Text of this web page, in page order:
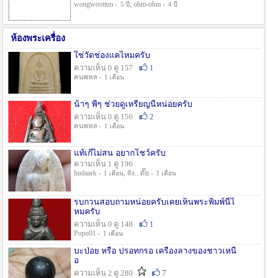
wongwoottun - 5 ปี , ohm-ohm - 4 ปี
ห้องพระเครื่อง
ใช่วัดช่องแคไหมครับ
ความเห็น 0 ดู 157
1
คนพหล - 1 เดือน
น้าๆ พี่ๆ ช่วยดูเหรียญนี้หน่อยครับ
ความเห็น 0 ดู 156
2
คนพหล - 1 เดือน
แท้เก๊ไม่สน อยากโชว์ครับ
ความเห็น 1 ดู 196
hudaark - 1 เดือน, จัง...ดั๊ย - 1 เดือน
รบกวนสอบถามหน่อยครับเคยเห็นพระพิมพ์นี้ไ
หมครับ
ความเห็น 0 ดู 148
1
Popo01 - 1 เดือน
บะป่อย หรือ ปรอทกรอ เครื่องลางของชาวเหนื
อ
ความเห็น 2 ดู 280
7